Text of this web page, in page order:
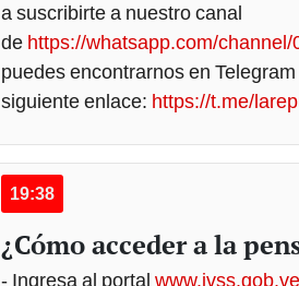
a suscribirte a nuestro canal
de https://whatsapp.com/
puedes encontrarnos en
siguiente enlace: https://t.me/
19:38
¿Cómo acceder a la
- Ingresa al portal www.ivss.gob.ve